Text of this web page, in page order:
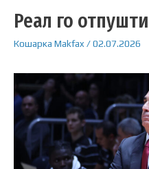
Реал го
Кошарка Makfax/02.07.2026